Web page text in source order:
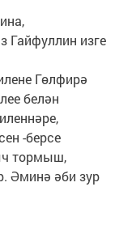
Гайфуллин изге
Гөлфирә
белән
-берсе
тормыш,
Әминә әби зур